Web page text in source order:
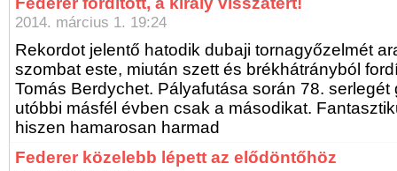
2014. március 1. 19:24
Rekordot jelentő hatodik dubaji tornagyőzelmét
szombat este, miután szett és brékhátrányból
Tomás Berdychet. Pályafutása során 78. serlegét
utóbbi másfél évben csak a másodikat.
hiszen hamarosan harmad
Federer közelebb lépett az elődöntőhöz